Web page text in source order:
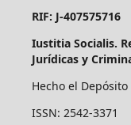
RIF: J-407575716
Iustitia Socialis.
Jurídicas y
Hecho el Depósito
ISSN: 2542-3371